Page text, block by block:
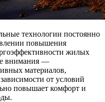
технологии постоянно
повышения
жилых
внимания —
материалов,
от условий
повышает комфорт и